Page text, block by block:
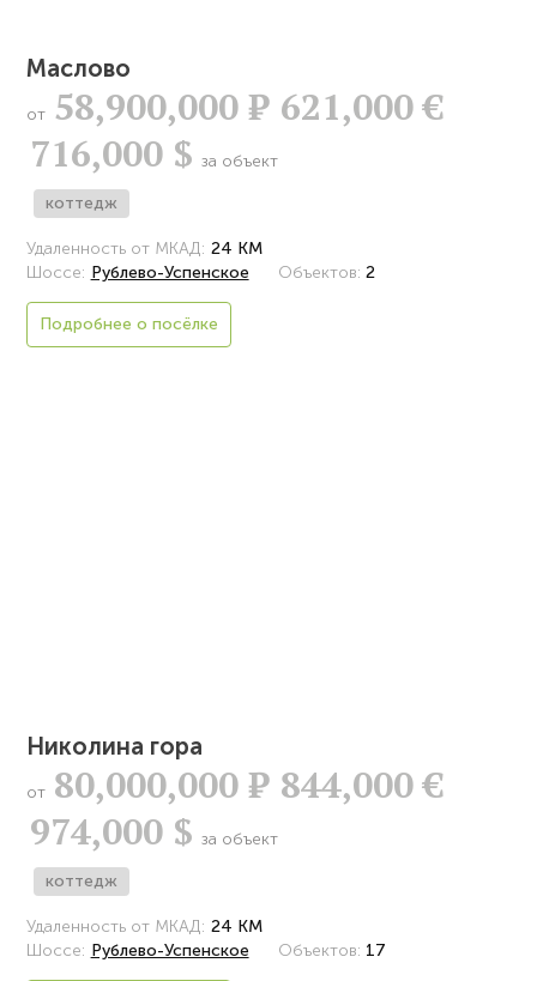
Маслово
от 58,900,000Р 621,000 €
716,000 $ за объект
коттедж
Удаленность от МКАД: 24 КМ
Шоссе: Рублево-Успенское Объектов: 2
Подробнее о посёлке
Николина гора
от 80,000,000Р 844,000 €
974,000 $ за объект
коттедж
Удаленность от МКАД: 24 КМ
Шоссе: Рублево-Успенское Объектов: 17